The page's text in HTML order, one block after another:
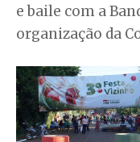
e baile com a
organização da